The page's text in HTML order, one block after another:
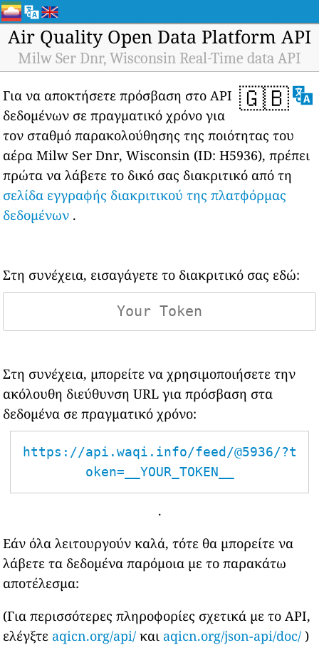
Air Quality Open Data Platform API
Milw Ser Dnr, Wisconsin Real-Time data API
🇬🇧
Για να αποκτήσετε πρόσβαση στο API
δεδομένων σε πραγματικό χρόνο για
τον σταθμό παρακολούθησης της ποιότητας του
αέρα Milw Ser Dnr, Wisconsin (ID: H5936), πρέπει
πρώτα να λάβετε το δικό σας διακριτικό από τη
σελίδα εγγραφής διακριτικού της πλατφόρμας
δεδομένων .
Στη συνέχεια, εισαγάγετε το διακριτικό σας εδώ:
Στη συνέχεια, μπορείτε να χρησιμοποιήσετε την
ακόλουθη διεύθυνση URL για πρόσβαση στα
δεδομένα σε πραγματικό χρόνο:
https://api.waqi.info/feed/@5936/?t
oken=__YOUR_TOKEN__
.
Εάν όλα λειτουργούν καλά, τότε θα μπορείτε να
λάβετε τα δεδομένα παρόμοια με το παρακάτω
αποτέλεσμα:
(Για περισσότερες πληροφορίες σχετικά με το API,
ελέγξτε aqicn.org/api/ και aqicn.org/json-api/doc/ )